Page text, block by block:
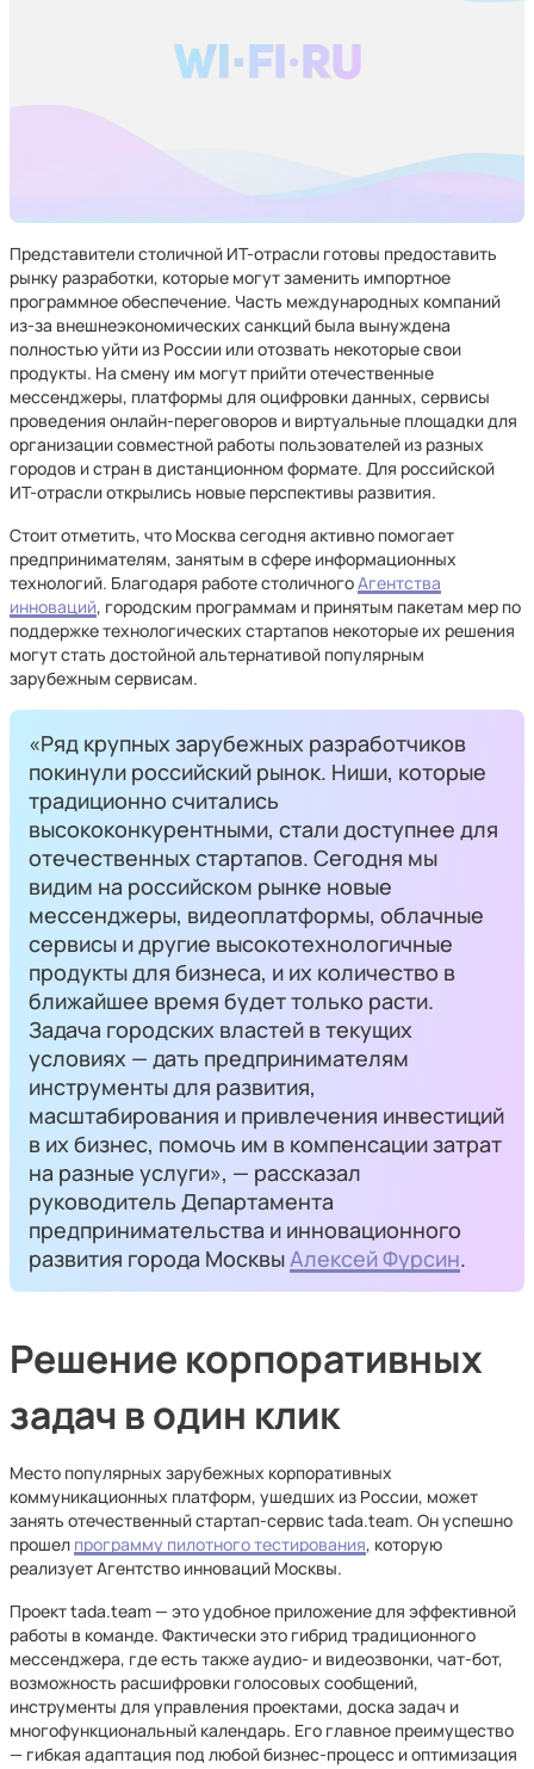
Представители столичной ИТ-отрасли готовы предоставить
рынку разработки, которые могут заменить импортное
программное обеспечение. Часть международных компаний
из-за внешнеэкономических санкций была вынуждена
полностью уйти из России или отозвать некоторые свои
продукты. На смену им могут прийти отечественные
мессенджеры, платформы для оцифровки данных, сервисы
проведения онлайн-переговоров и виртуальные площадки для
организации совместной работы пользователей из разных
городов и стран в дистанционном формате. Для российской
ИТ-отрасли открылись новые перспективы развития.
Стоит отметить, что Москва сегодня активно помогает
предпринимателям, занятым в сфере информационных
технологий. Благодаря работе столичногоАгентства
инноваций, городским программам и принятым пакетам мер по
поддержке технологических стартапов некоторые их решения
могут стать достойной альтернативой популярным
зарубежным сервисам.
«Ряд крупных зарубежных разработчиков
покинули российский рынок. Ниши, которые
традиционно считались
высококонкурентными, стали доступнее для
отечественных стартапов. Сегодня мы
видим на российском рынке новые
мессенджеры, видеоплатформы, облачные
сервисы и другие высокотехнологичные
продукты для бизнеса, и их количество в
ближайшее время будет только расти.
Задача городских властей в текущих
условиях — дать предпринимателям
инструменты для развития,
масштабирования и привлечения инвестиций
в их бизнес, помочь им в компенсации затрат
на разные услуги», — рассказал
руководитель Департамента
предпринимательства и инновационного
развития города МосквыАлексей Фурсин.
Решение корпоративных
задач в один клик
Место популярных зарубежных корпоративных
коммуникационных платформ, ушедших из России, может
занять отечественный стартап-сервис tada.team. Он успешно
прошел программу пилотного тестирования, которую
реализует Агентство инноваций Москвы.
Проект tada.team — это удобное приложение для эффективной
работы в команде. Фактически это гибрид традиционного
мессенджера, где есть также аудио- и видеозвонки, чат-бот,
возможность расшифровки голосовых сообщений,
инструменты для управления проектами, доска задач и
многофункциональный календарь. Его главное преимущество
— гибкая адаптация под любой бизнес-процесс и оптимизация